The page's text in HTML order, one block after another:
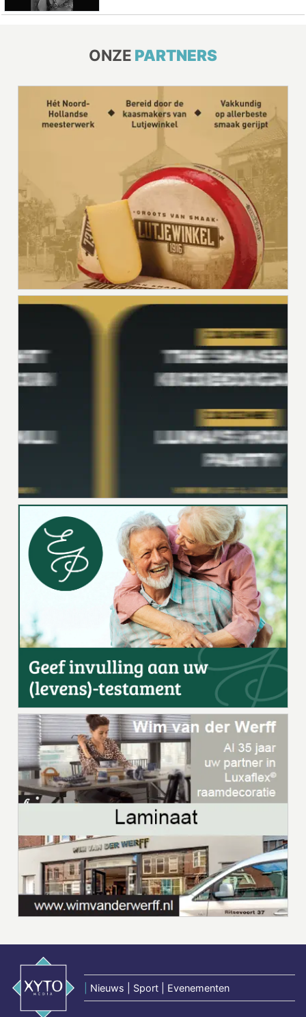
ONZE PARTNERS
Nieuws | Sport | Evenementen